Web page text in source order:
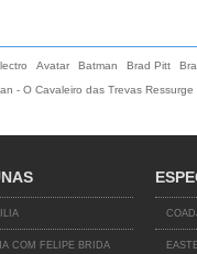
Avatar Batman Brad Pitt
- O Cavaleiro das Trevas Ressurge
COM FELIPE BRIDA